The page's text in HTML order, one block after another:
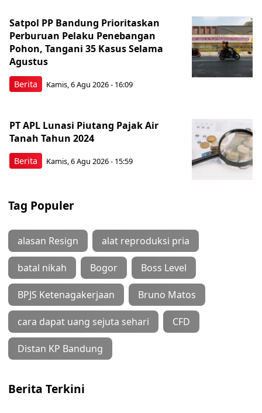
Berita
Satpol PP Bandung Prioritaskan
Perburuan Pelaku Penebangan
Pohon, Tangani 35 Kasus Selama
Agustus
Kamis, 6 Agu 2026 - 16:09
Berita
PT APL Lunasi Piutang Pajak Air
Tanah Tahun 2024
Kamis, 6 Agu 2026 - 15:59
Tag Populer
alasan Resign alat reproduksi pria
batal nikah Bogor Boss Level
BPJS Ketenagakerjaan Bruno Matos
cara dapat uang sejuta sehari CFD
Distan KP Bandung
Berita Terkini